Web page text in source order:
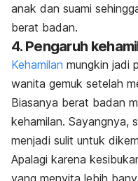
anak dan suami
berat badan.
4. Pengaruh
Kehamilan mungkin jadi
wanita gemuk setelah
Biasanya berat badan
kehamilan. Sayangnya,
menjadi sulit untuk
Apalagi karena
yang menyita lebih